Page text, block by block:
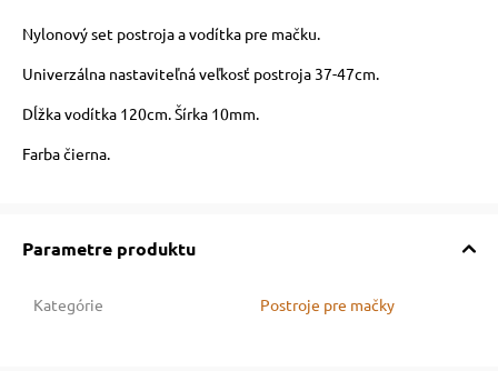
so psom
Nylonový set postroja a vodítka pre mačku.
Univerzálna nastaviteľná veľkosť postroja 37-47cm.
Dĺžka vodítka 120cm. Šírka 10mm.
Farba čierna.
Parametre produktu
Kategórie Postroje pre mačky